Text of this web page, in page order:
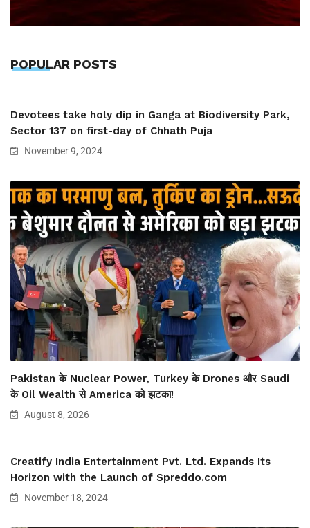
POPULAR POSTS
Devotees take holy dip in Ganga at Biodiversity Park,
Sector 137 on first-day of Chhath Puja
November 9, 2024
Pakistan के Nuclear Power, Turkey के Drones और Saudi
के Oil Wealth से America को झटका!
August 8, 2026
Creatify India Entertainment Pvt. Ltd. Expands Its
Horizon with the Launch of Spreddo.com
November 18, 2024